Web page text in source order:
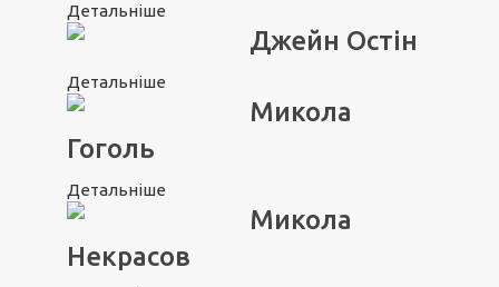
Детальніше
Джейн Остін
Детальніше
Микола
Гоголь
Детальніше
Микола
Некрасов